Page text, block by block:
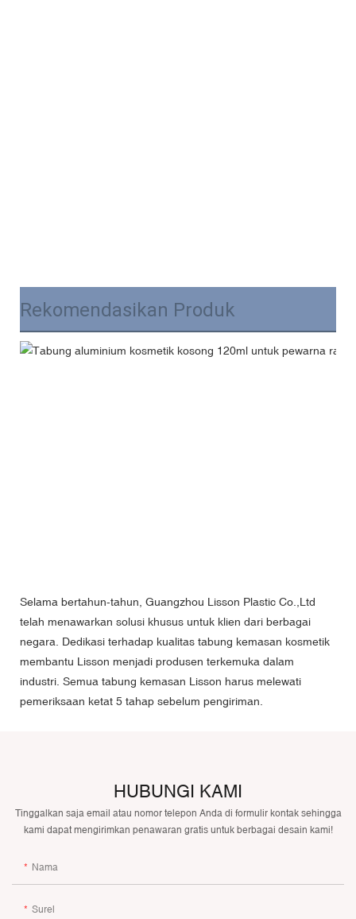
Rekomendasikan Produk
Selama bertahun-tahun, Guangzhou Lisson Plastic Co.,Ltd
telah menawarkan solusi khusus untuk klien dari berbagai
negara. Dedikasi terhadap kualitas tabung kemasan kosmetik
membantu Lisson menjadi produsen terkemuka dalam
industri. Semua tabung kemasan Lisson harus melewati
pemeriksaan ketat 5 tahap sebelum pengiriman.
HUBUNGI KAMI
Tinggalkan saja email atau nomor telepon Anda di formulir kontak sehingga
kami dapat mengirimkan penawaran gratis untuk berbagai desain kami!
Nama
Surel